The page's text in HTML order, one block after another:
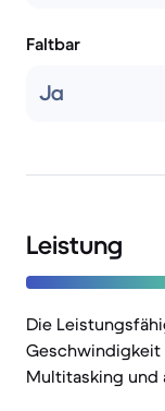
Faltbar
Ja
Leistung
Die
Geschwindigkeit
Multitasking und